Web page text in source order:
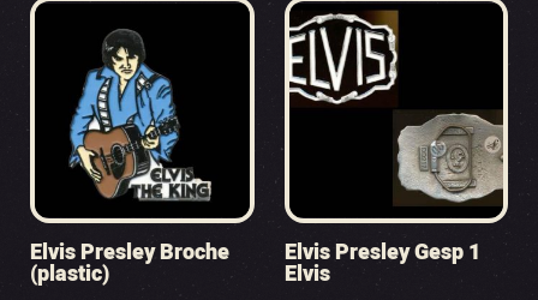
Elvis Presley Broche
(plastic)
Elvis Presley Gesp 1
Elvis